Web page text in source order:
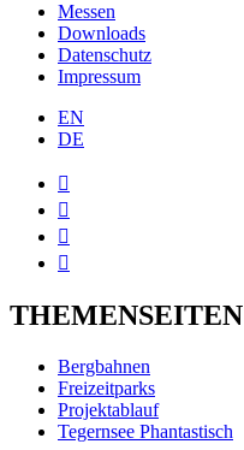
Messen
Downloads
Datenschutz
Impressum
EN
DE




THEMENSEITEN
Bergbahnen
Freizeitparks
Projektablauf
Tegernsee Phantastisch